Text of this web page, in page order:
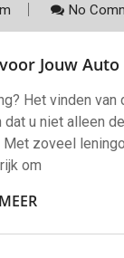
No
Jouw
Het vinden
u niet alleen
Met zoveel
om